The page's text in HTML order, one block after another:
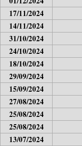
17/11/2024
14/11/2024
31/10/2024
24/10/2024
18/10/2024
29/09/2024
15/09/2024
27/08/2024
25/08/2024
25/08/2024
13/07/2024